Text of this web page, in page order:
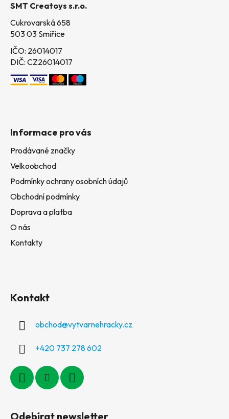
SMT Creatoys s.r.o.
Cukrovarská 658
503 03 Smiřice
IČO: 26014017
DIČ: CZ26014017
Informace pro vás
Prodávané značky
Velkoobchod
Podmínky ochrany osobních údajů
Obchodní podmínky
Doprava a platba
O nás
Kontakty
Kontakt
obchod@vytvarnehracky.cz
+420 737 278 602
Odebírat newsletter